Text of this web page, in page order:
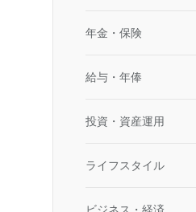
年金・保険
給与・年俸
投資・資産運用
ライフスタイル
ビジネス・経済